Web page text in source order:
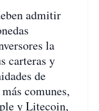
admitir
la
carteras y
de
comunes,
y Litecoin,